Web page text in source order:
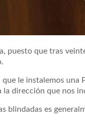
puesto que tras
que le instalemos
la dirección que nos
blindadas es